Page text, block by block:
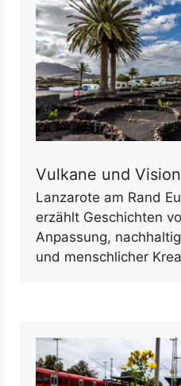
Vulkane und
Lanzarote am Rand
erzählt Geschichten
Anpassung,
und menschlicher